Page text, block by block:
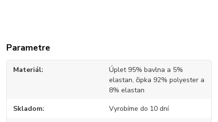
Parametre
Materiál
Úplet 95% bavlna a 5%
elastan, čipka 92% polyester a
8% elastan
Skladom Vyrobíme do 10 dní